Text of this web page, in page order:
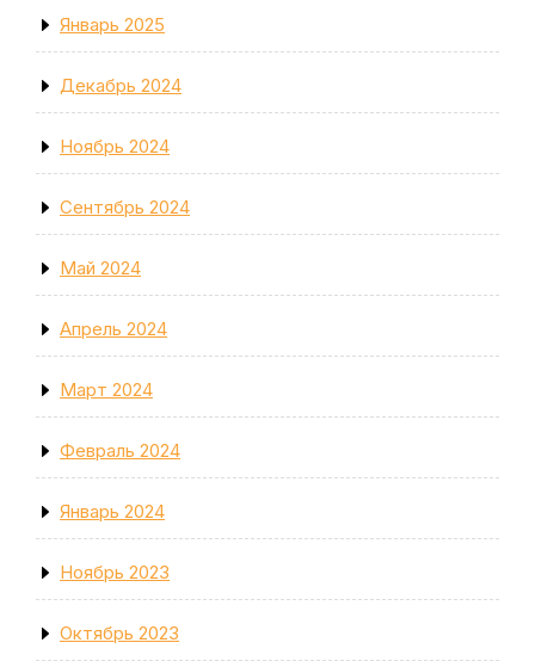
Январь 2025
Декабрь 2024
Ноябрь 2024
Сентябрь 2024
Май 2024
Апрель 2024
Март 2024
Февраль 2024
Январь 2024
Ноябрь 2023
Октябрь 2023